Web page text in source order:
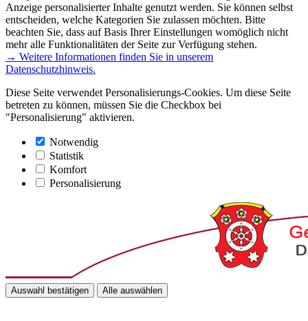
Anzeige personalisierter Inhalte genutzt werden. Sie können selbst
entscheiden, welche Kategorien Sie zulassen möchten. Bitte
beachten Sie, dass auf Basis Ihrer Einstellungen womöglich nicht
mehr alle Funktionalitäten der Seite zur Verfügung stehen.
→ Weitere Informationen finden Sie in unserem
Datenschutzhinweis.
Diese Seite verwendet Personalisierungs-Cookies. Um diese Seite
betreten zu können, müssen Sie die Checkbox bei
"Personalisierung" aktivieren.
Notwendig
Statistik
Komfort
Personalisierung
Auswahl bestätigen Alle auswählen